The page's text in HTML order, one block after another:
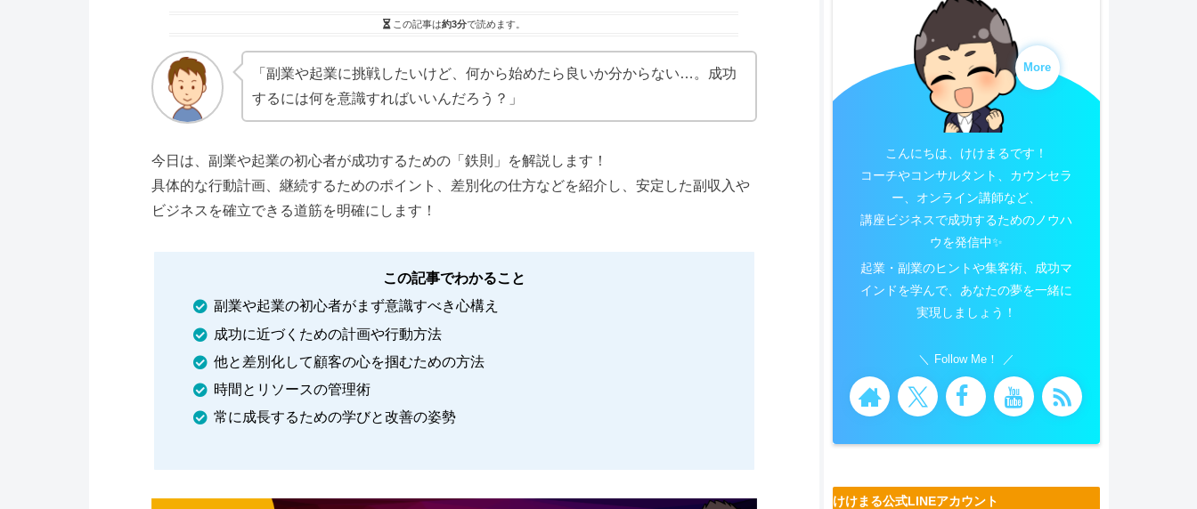
この記事は約3分で読めます。
「副業や起業に挑戦したいけど、何から始めたら良いか分からない…。成功
するには何を意識すればいいんだろう？」
今日は、副業や起業の初心者が成功するための「鉄則」を解説します！
具体的な行動計画、継続するためのポイント、差別化の仕方などを紹介し、安定した副収入や
ビジネスを確立できる道筋を明確にします！
この記事でわかること
副業や起業の初心者がまず意識すべき心構え
成功に近づくための計画や行動方法
他と差別化して顧客の心を掴むための方法
時間とリソースの管理術
常に成長するための学びと改善の姿勢
More
こんにちは、けけまるです！
コーチやコンサルタント、カウンセラ
ー、オンライン講師など、
講座ビジネスで成功するためのノウハ
ウを発信中✨
起業・副業のヒントや集客術、成功マ
インドを学んで、あなたの夢を一緒に
実現しましょう！
Follow Me！
けけまる公式LINEアカウント